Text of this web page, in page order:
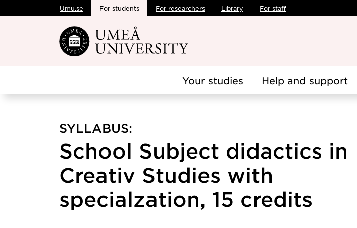
Skip to main content
Umu.se For students For researchers Library For staff
Your studies Help and support
SYLLABUS:
School Subject didactics in
Creativ Studies with
specialzation, 15 credits